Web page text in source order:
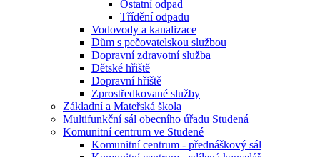
Ostatní odpad
Třídění odpadu
Vodovody a kanalizace
Dům s pečovatelskou službou
Dopravní zdravotní služba
Dětské hřiště
Dopravní hřiště
Zprostředkované služby
Základní a Mateřská škola
Multifunkční sál obecního úřadu Studená
Komunitní centrum ve Studené
Komunitní centrum - přednáškový sál